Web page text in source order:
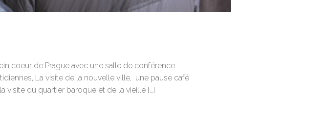
coeur de Prague avec une salle de conférence
La visite de la nouvelle ville, une pause café
visite du quartier baroque et de la vieille […]